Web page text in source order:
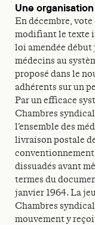
Une
En décembre,
modifiant le texte
loi amendée début
médecins au
proposé dans le
adhérents sur un
Par un efficace
Chambres
l’ensemble des
livraison postale
dissuadés avant
termes du
janvier 1964. La
Chambres
mouvement y